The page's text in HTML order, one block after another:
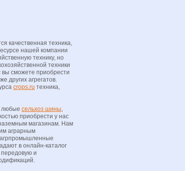
качественная техника,
нашей компании
технику, но
техники
вы сможете приобрести
других агрегатов.
crops.ru техника,
любые сельхоз шины,
приобрести у нас
магазинам. Нам
аграрным
в онлайн-каталог
и